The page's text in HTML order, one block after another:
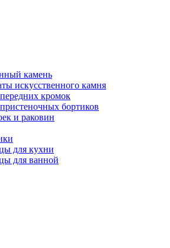
камень
искусственного камня
кромок
бортиков
и раковин
для кухни
для ванной